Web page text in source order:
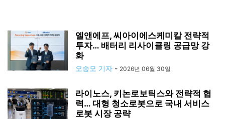
엘앤에프, 씨아이에스케미칼 전략적
투자… 배터리 리사이클링 공급망 강
화
오승모 기자 - 2026년 06월 30일
라이노스, 키논로보틱스와 전략적 협
력… 대형 청소로봇으로 국내 서비스
로봇 시장 공략